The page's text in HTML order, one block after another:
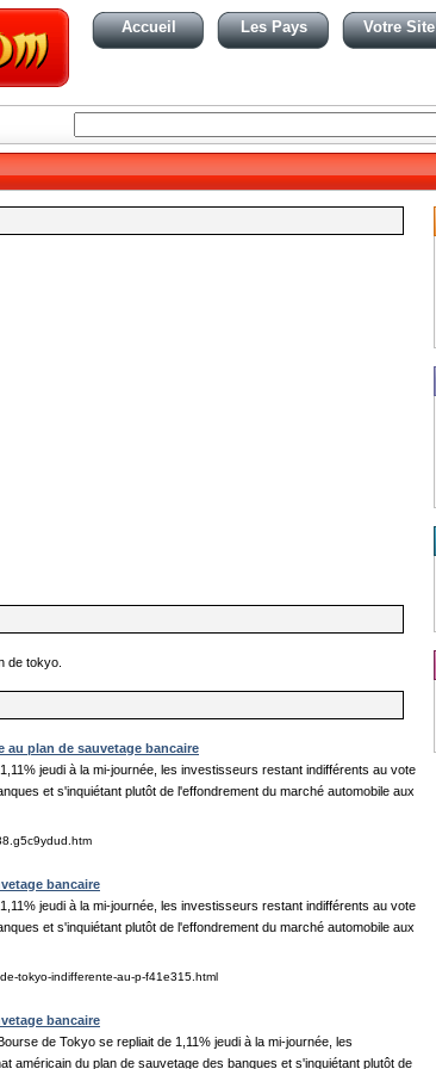
Accueil Les Pays Votre Site
de tokyo.
au plan de sauvetage bancaire
jeudi à la mi-journée, les investisseurs restant indifférents au vote
et s'inquiétant plutôt de l'effondrement du marché automobile aux
bancaire
jeudi à la mi-journée, les investisseurs restant indifférents au vote
et s'inquiétant plutôt de l'effondrement du marché automobile aux
tokyo-indifferente-au-p-f41e315.html
bancaire
de Tokyo se repliait de 1,11% jeudi à la mi-journée, les
américain du plan de sauvetage des banques et s'inquiétant plutôt de